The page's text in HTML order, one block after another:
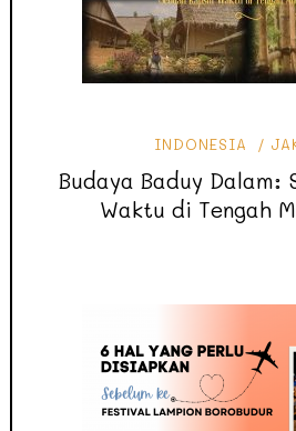
INDONESIA
Budaya Baduy Dalam:
Waktu di Tengah